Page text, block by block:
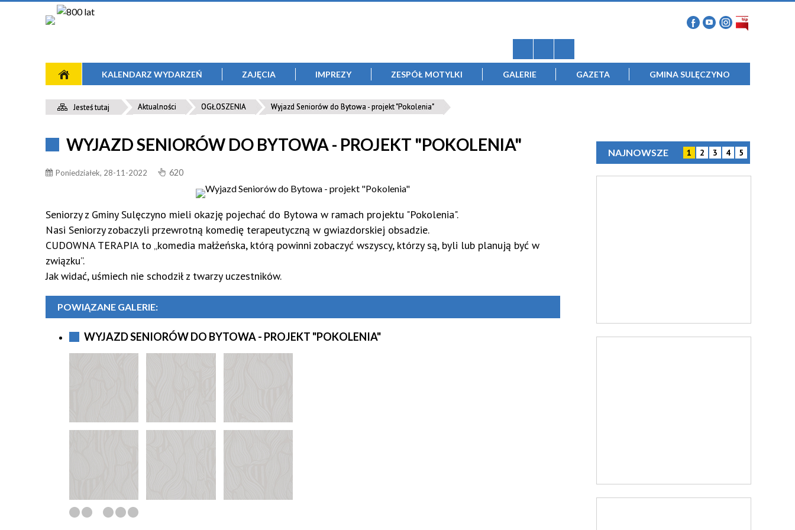
KALENDARZ WYDARZEŃ ZAJĘCIA
Zajęcia Plastyczne
Nauka Gry Na Akordeonie
Chór Cantiamo E Libiamo Seleczeno
Szkółka Szachowa
Joga
Pilates
Taniec Jazzowy
IMPREZY
Międzynarodowy Festiwal Akordeonowy
Lesie"
Ogólnopolski Turystyczny Przegląd
ZESPÓŁ MOTYLKI
O Zespole
Archiwum
GALERIE GAZETA GMINA SULĘCZYNO
Miejscowości
Mapa Turystyczna
Informacja Turystyczna
Jesteś tutaj Aktualności OGŁOSZENIA Wyjazd Seniorów do Bytowa - projekt "Pokolenia"
WYJAZD SENIORÓW DO BYTOWA - PROJEKT "POKOLENIA"
Poniedziałek, 28-11-2022 620
Seniorzy z Gminy Sulęczyno mieli okazję pojechać do Bytowa w ramach projektu "Pokolenia".
Nasi Seniorzy zobaczyli przewrotną komedię terapeutyczną w gwiazdorskiej obsadzie.
CUDOWNA TERAPIA to „komedia małżeńska, którą powinni zobaczyć wszyscy, którzy są, byli lub planują być w
związku”.
Jakwidać, uśmiech nie schodził z twarzy uczestników.
POWIĄZANE GALERIE:
WYJAZD SENIORÓW DO BYTOWA - PROJEKT "POKOLENIA"
NAJNOWSZE 1 2 3 4 5